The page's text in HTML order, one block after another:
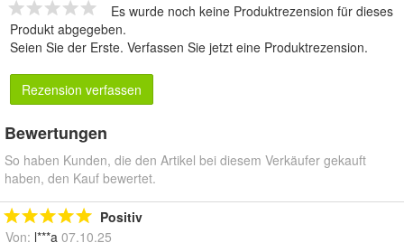
Es wurde noch keine Produktrezension für dieses
Produkt abgegeben.
Seien Sie der Erste. Verfassen Sie jetzt eine Produktrezension.
Rezension verfassen
Bewertungen
So haben Kunden, die den Artikel bei diesem Verkäufer gekauft
haben, den Kauf bewertet.
Positiv
Von: l***a 07.10.25